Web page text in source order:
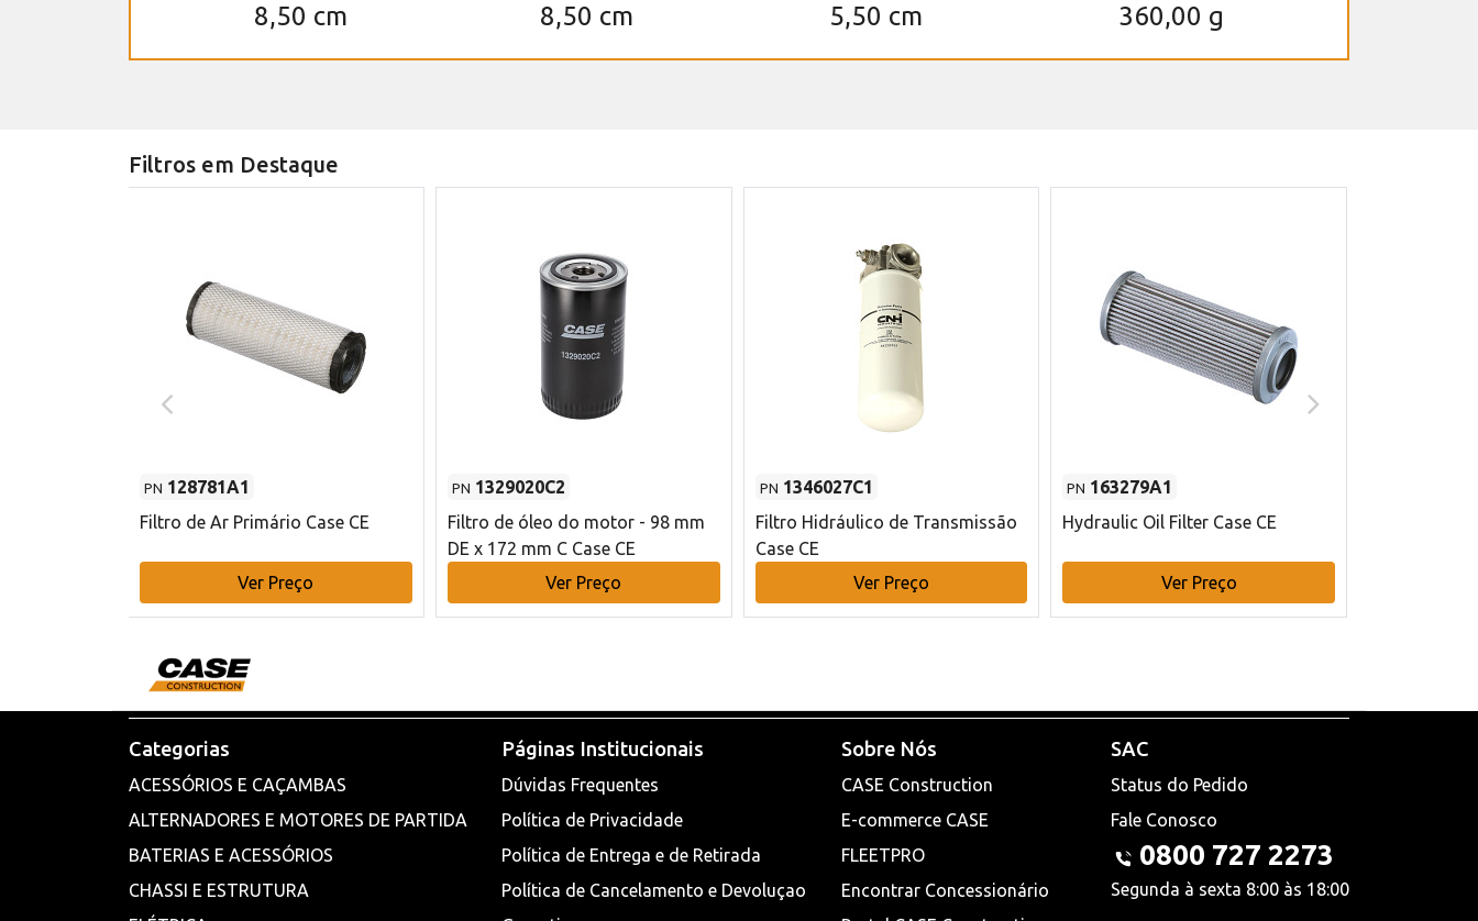
8,50 cm 8,50 cm 5,50 cm 360,00 g
Filtros em Destaque
PN 128781A1
Filtro de Ar Primário Case CE
Ver Preço
PN 1329020C2
Filtro de óleo do motor - 98 mm
DE x 172 mm C Case CE
Ver Preço
PN 1346027C1
Filtro Hidráulico de Transmissão
Case CE
Ver Preço
PN 163279A1
Hydraulic Oil Filter Case CE
Ver Preço
Categorias
ACESSÓRIOS E CAÇAMBAS
ALTERNADORES E MOTORES DE PARTIDA
BATERIAS E ACESSÓRIOS
CHASSI E ESTRUTURA
Páginas Institucionais
Dúvidas Frequentes
Política de Privacidade
Política de Entrega e de Retirada
Política de Cancelamento e Devoluçao
Sobre Nós
CASE Construction
E-commerce CASE
FLEETPRO
Encontrar Concessionário
SAC
Status do Pedido
Fale Conosco
0800 727 2273
Segunda à sexta 8:00 às 18:00